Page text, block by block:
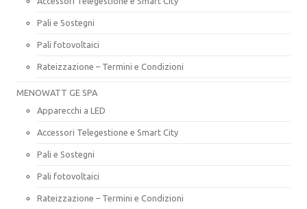
Pali e Sostegni
Pali fotovoltaici
Rateizzazione – Termini e Condizioni
MENOWATT GE SPA
Apparecchi a LED
Accessori Telegestione e Smart City
Pali e Sostegni
Pali fotovoltaici
Rateizzazione – Termini e Condizioni